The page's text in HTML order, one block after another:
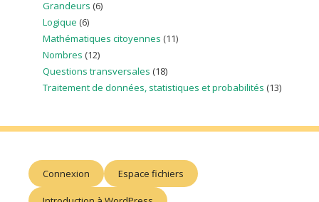
Grandeurs (6)
Logique (6)
Mathématiques citoyennes (11)
Nombres (12)
Questions transversales (18)
Traitement de données, statistiques et probabilités (13)
Connexion Espace fichiers